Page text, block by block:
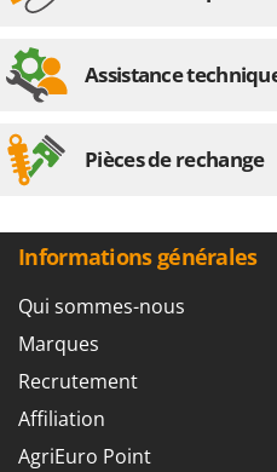
Assistance
Pièces de rechange
Informations générales
Qui sommes-nous
Marques
Recrutement
Affiliation
AgriEuro Point